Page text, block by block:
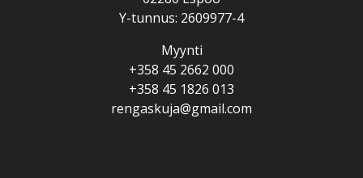
Y-tunnus: 2609977-4
Myynti
+358 45 2662 000
+358 45 1826 013
rengaskuja@gmail.com